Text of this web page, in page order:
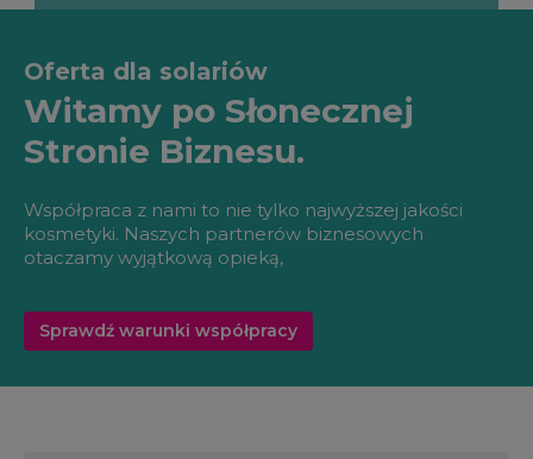
Oferta dla solariów
Witamy po Słonecznej
Stronie Biznesu.
Współpraca z nami to nie tylko najwyższej jakości
kosmetyki. Naszych partnerów biznesowych
otaczamy wyjątkową opieką,
Sprawdź warunki współpracy